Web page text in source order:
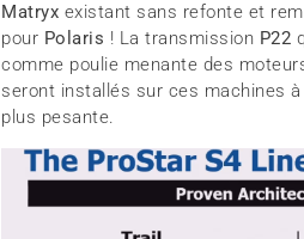
Matryx existant sans refonte et
pour Polaris ! La transmission P22
comme poulie menante des
seront installés sur ces machines
plus pesante.